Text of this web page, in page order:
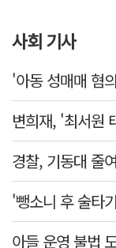
사회 기사